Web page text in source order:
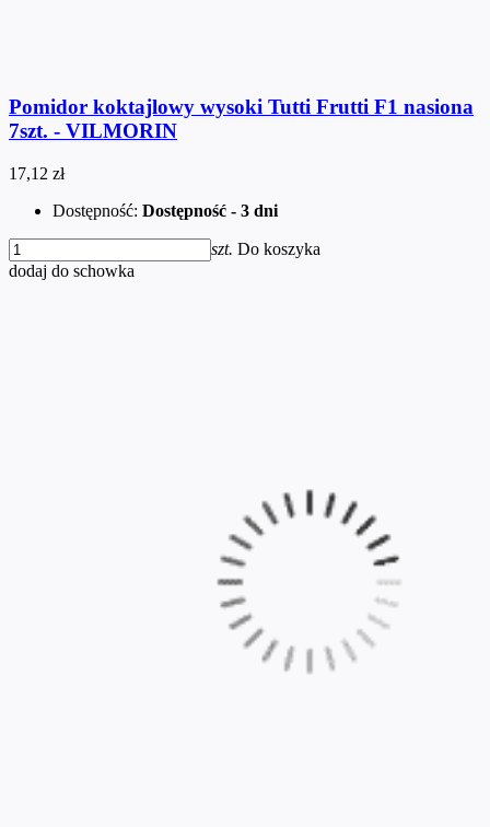
Pomidor koktajlowy wysoki Tutti Frutti F1 nasiona
7szt. - VILMORIN
17,12 zł
Dostępność: Dostępność - 3 dni
szt. Do koszyka
dodaj do schowka